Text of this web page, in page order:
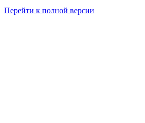
Перейти к полной версии